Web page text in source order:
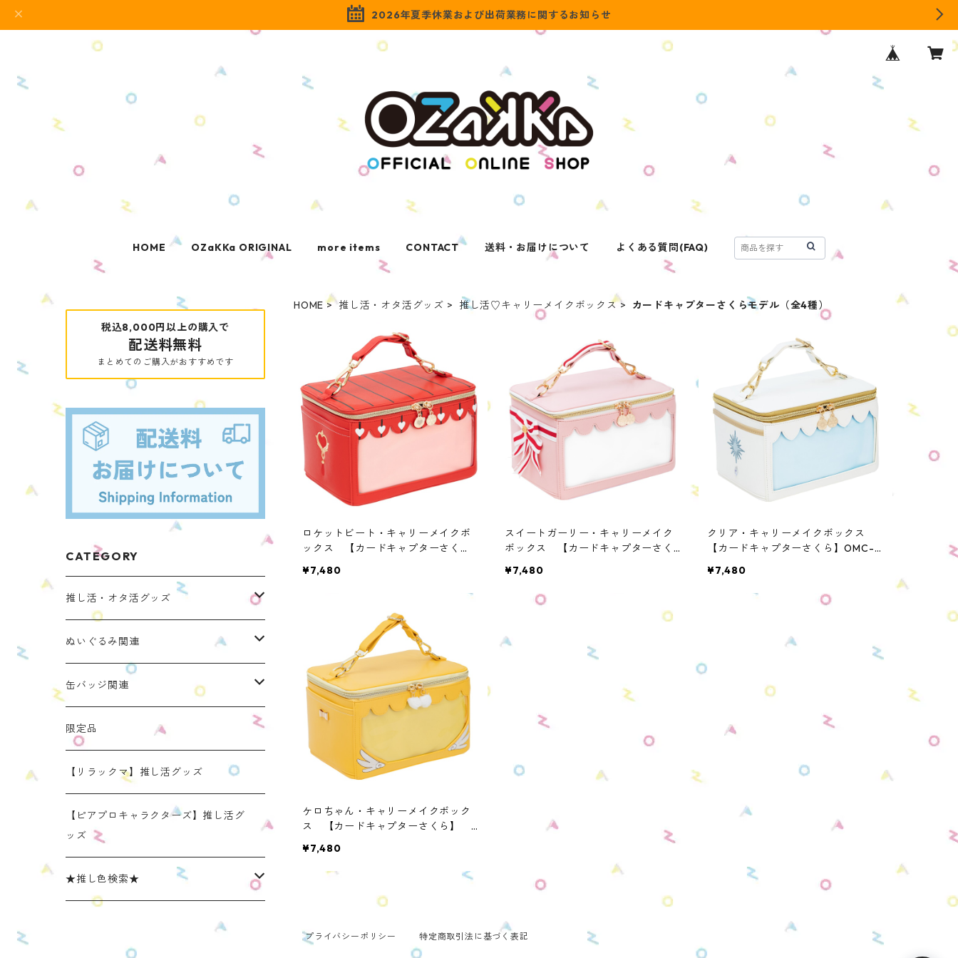
2026年夏季休業および出荷業務に関するお知らせ
HOME OZaKKa ORIGINAL more items CONTACT 送料・お届けについて よくある質問(FAQ)
HOME 推し活・オタ活グッズ 推し活♡キャリーメイクボックス カードキャプターさくらモデル（全4種）
ロケットビート・キャリーメイクボ
ックス 【カードキャプターさく
¥7,480
スイートガーリー・キャリーメイク
ボックス 【カードキャプターさく
¥7,480
クリア・キャリーメイクボックス
【カードキャプターさくら】OMC-C
¥7,480
ケロちゃん・キャリーメイクボック
ス 【カードキャプターさくら】
¥7,480
税込8,000円以上の購入で
配送料無料
まとめてのご購入がおすすめです
CATEGORY
推し活・オタ活グッズ
ぬいのおくるみ ぬいくるみん
リラックマモデル（全１種）
OZaKKaオリジナルモデル
手と手がつながる つなぐるみん
どうぶつシリーズ(第1弾)
たべものシリーズ(第2弾)
きらきらぬいぐるみポーチ
【限定】星
スタンダード (本体の高さ：約16cm）
推し活コースターケース
ラウンド（丸型 2025年11月リニューアルモ
デル）
スクエア（四角型 2025年11月発売モデル）
缶バッジケース
ねこみみ缶バッジケース スタンダードカラ
ー
ねこみみ缶バッジケース メタリックカラー
推しごとショルダーパッド
リラックマモデル 推しごとショルダーパッ
推しごと現場トート
【リラックマ】推し活グッズ
ぬいぐるみ関連
ぬいのおくるみ ぬいくるみん
身長：約16cm【BIG】
身長：約12㎝
手と手がつながる つなぐるみん
きらきらぬいぐるみポーチ
スタンダード (本体の高さ：約16cm）
【限定】星モデル
リラックマ ぬい活アイテム
缶バッジ関連
ねこみみ缶バッジケース
くまみみ缶バッジケース
うさみみ缶バッジケース
リラックマ 缶バッジケース
ねこみみロゼットバッグチャーム
限定品
【リラックマ】推し活グッズ
【ピアプロキャラクターズ】推し活グ
ッズ
★推し色検索★
プライバシーポリシー 特定商取引法に基づく表記